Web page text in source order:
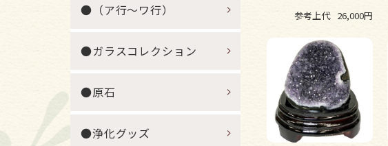
参考上代 26,000円
●（ア行～ワ行）
●ガラスコレクション
●原石
●浄化グッズ